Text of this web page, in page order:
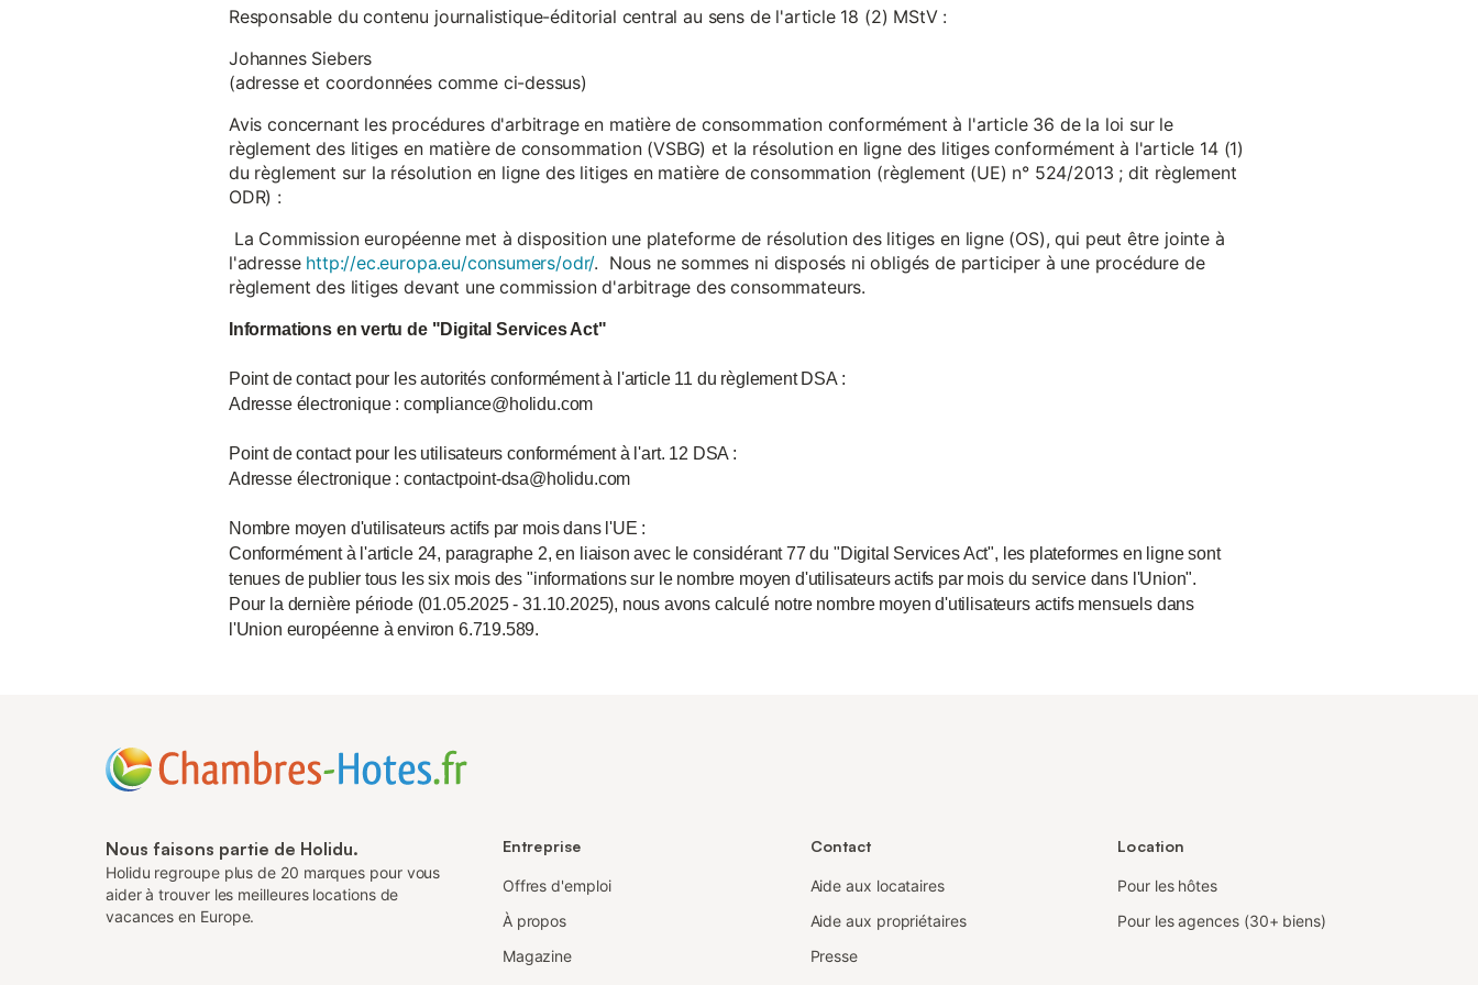
Responsable du contenu journalistique-éditorial central au sens de l'article 18 (2) MStV :
Johannes Siebers
(adresse et coordonnées comme ci-dessus)
Avis concernant les procédures d'arbitrage en matière de consommation conformément à l'article 36 de la loi sur le
règlement des litiges en matière de consommation (VSBG) et la résolution en ligne des litiges conformément à l'article 14 (1)
du règlement sur la résolution en ligne des litiges en matière de consommation (règlement (UE) n° 524/2013 ; dit règlement
ODR) :
La Commission européenne met à disposition une plateforme de résolution des litiges en ligne (OS), qui peut être jointe à
l'adresse http://ec.europa.eu/consumers/odr/. Nous ne sommes ni disposés ni obligés de participer à une procédure de
règlement des litiges devant une commission d'arbitrage des consommateurs.
Informations en vertu de "Digital Services Act"
Point de contact pour les autorités conformément à l'article 11 du règlement DSA :
Adresse électronique : compliance@holidu.com
Point de contact pour les utilisateurs conformément à l'art. 12 DSA :
Adresse électronique : contactpoint-dsa@holidu.com
Nombre moyen d'utilisateurs actifs par mois dans l'UE :
Conformément à l'article 24, paragraphe 2, en liaison avec le considérant 77 du "Digital Services Act", les plateformes en ligne sont
tenues de publier tous les six mois des "informations sur le nombre moyen d'utilisateurs actifs par mois du service dans l'Union".
Pour la dernière période (01.05.2025 - 31.10.2025), nous avons calculé notre nombre moyen d'utilisateurs actifs mensuels dans
l'Union européenne à environ 6.719.589.
Nous faisons partie de Holidu.
Holidu regroupe plus de 20 marques pour vous
aider à trouver les meilleures locations de
vacances en Europe.
Entreprise
Offres d'emploi
À propos
Magazine
Contact
Aide aux locataires
Aide aux propriétaires
Presse
Location
Pour les hôtes
Pour les agences (30+ biens)